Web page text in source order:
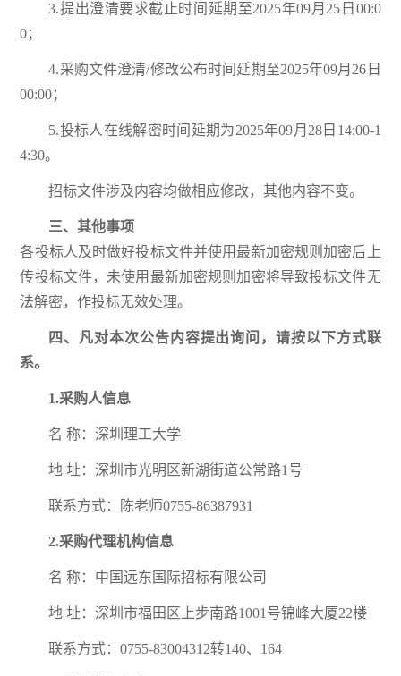
3.提出澄清要求截止时间延期至2025年09月25日00:0
0；
4.采购文件澄清/修改公布时间延期至2025年09月26日
00:00；
5.投标人在线解密时间延期为2025年09月28日14:00-1
4:30。
招标文件涉及内容均做相应修改，其他内容不变。
三、其他事项
各投标人及时做好投标文件并使用最新加密规则加密后上
传投标文件，未使用最新加密规则加密将导致投标文件无
法解密，作投标无效处理。
四、
凡对本次公告内容提出询问，请按以下方式联
系。
1.采购人信息
名 称：深圳理工大学
地 址：深圳市光明区新湖街道公常路1号
联系方式：陈老师0755-86387931
2.采购代理机构信息
名 称：中国远东国际招标有限公司
地 址：深圳市福田区上步南路1001号锦峰大厦22楼
联系方式：0755-83004312转140、164